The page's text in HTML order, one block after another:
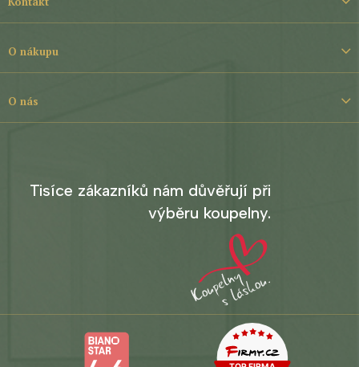
í
O nákupu
O nás
Tisíce zákazníků nám důvěřují při
výběru koupelny.